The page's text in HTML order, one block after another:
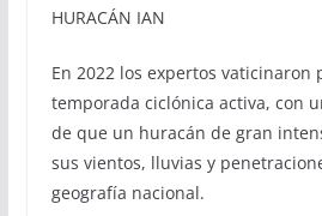
HURACÁN IAN
En 2022 los expertos vaticinaron
temporada ciclónica activa, con
de que un huracán de gran
sus vientos, lluvias y
geografía nacional.